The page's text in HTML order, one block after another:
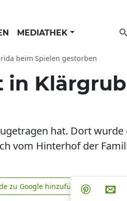
MEDIATHEK
beim Spielen gestorben
in
hat. Dort wurde
vom Hinterhof der
news.de zu Google
zu Google hinzufügen Teilen